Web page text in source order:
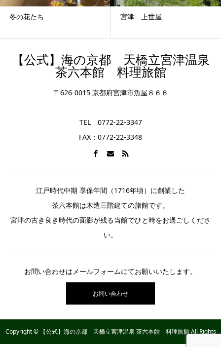
冬の花たち 宮津 上世屋
【公式】海の京都 天橋立宮津温泉
茶六本館 料理旅館
〒626-0015 京都府宮津市魚屋８６６
TEL 0772-22-3347
FAX：0772-22-3348
江戸時代中期 享保年間（1716年頃）に創業した
茶六本館は木造三階建ての旅館です。
宮津の古き良き時代の面影が残る当館でひと時をお過ごしくださ
い。
お問い合わせはメールフォームにてお願いいたします。
お問い合わせ
Copyright © 【公式】海の京都 天橋立宮津温泉 茶六本館 料理旅館 All Rights